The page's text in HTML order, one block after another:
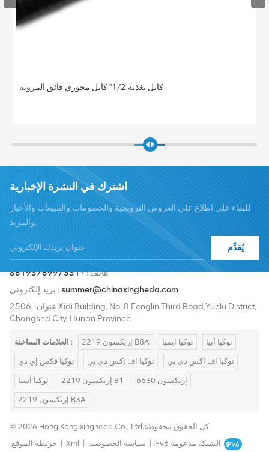
كابل تغذية 1/2" كابل محوري فائق المرونة
اشترك في النشرة الإخبارية
للبقاء على اطلاع على العروض الترويجية والخصومات والمبيعات والأخبار
والمزيد.
يُقدِّم
هاتف :+8619376997331
بريد إلكتروني :summer@chinaxingheda.com
عنوان : 2506 Xidi Building, No. 8 Fenglin Third Road,Yuelu District,
Changsha City, Hunan Province
العلامات الساخنة : إريكسون 2219 B8A نوكيا ايميا نوكيا أبيا
نوكيا فكس إي دي نوكيا اف اكس دي بي نوكيا اف اكس دي بي
نوكيا آسيا إريكسون 2219 B1 إريكسون 6630
إريكسون 2219 B3A
© 2026 Hong Kong xingheda Co., Ltd.كل الحقوق محفوظة.
خريطة الموقع
Xml سياسة الخصوصية IPv6 الشبكة مدعومة